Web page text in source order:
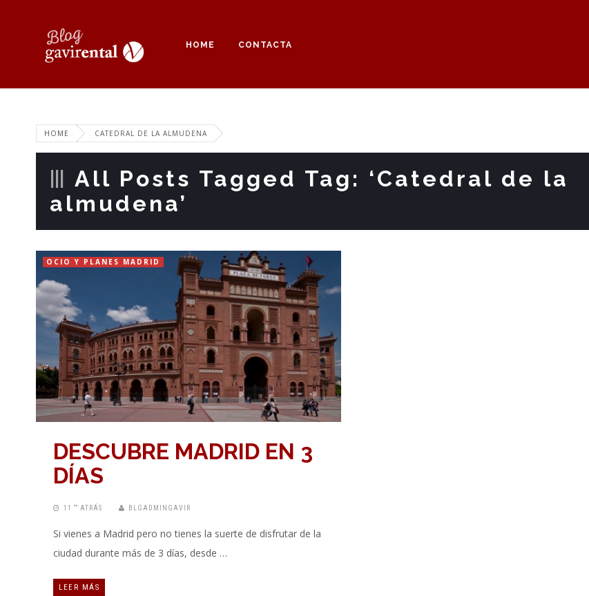
HOME CONTACTA
HOME CATEDRAL DE LA ALMUDENA
All Posts Tagged Tag: ‘Catedral de la
almudena’
OCIO Y PLANES MADRID
DESCUBRE MADRID EN 3
DÍAS
11 “” ATRÁS BLGADMINGAVIR
Si vienes a Madrid pero no tienes la suerte de disfrutar de la
ciudad durante más de 3 días, desde …
LEER MÁS